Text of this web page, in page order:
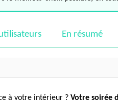
En résumé
à votre intérieur ? Votre soirée